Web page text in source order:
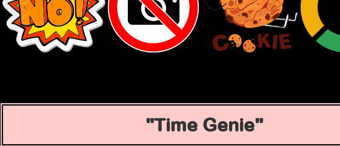
Time Genie